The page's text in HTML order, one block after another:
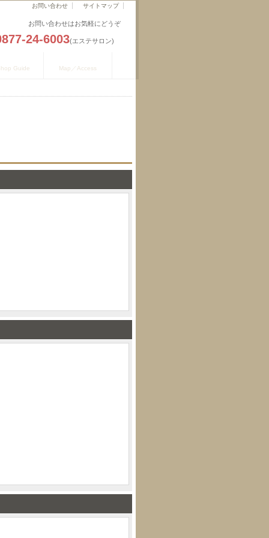
お問い合わせはお気軽にどうぞ
24-6003(エステサロン)
お問い合わせ サイトマップ
Guide Map／Access